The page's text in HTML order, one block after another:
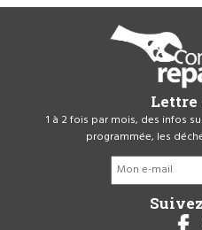
1 à 2 fois par mois, des infos
programmée, les